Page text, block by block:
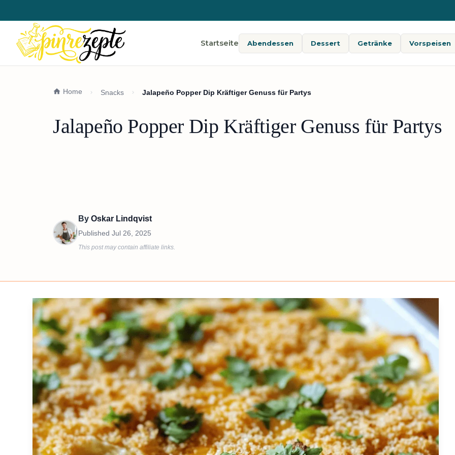
Startseite Abendessen Dessert Getränke Vorspeisen
Home Snacks Jalapeño Popper Dip Kräftiger Genuss für Partys
Jalapeño Popper Dip Kräftiger Genuss für Partys
By Oskar Lindqvist
Published Jul 26, 2025
This post may contain affiliate links.